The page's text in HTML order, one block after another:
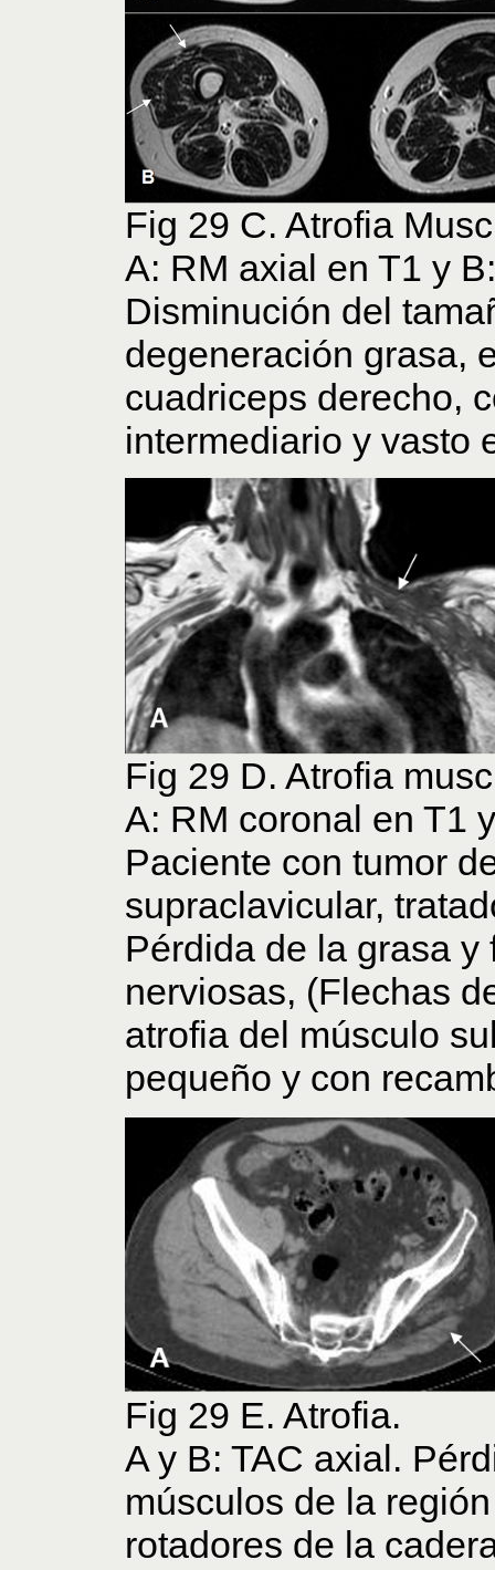
Fig 29 C. Atrofia
A: RM axial en T1 y
Disminución del
degeneración grasa,
cuadriceps derecho,
intermediario y vasto
Fig 29 D. Atrofia
A: RM coronal en T1
Paciente con tumor
supraclavicular,
Pérdida de la grasa
nerviosas, (Flechas
atrofia del músculo
pequeño y con
Fig 29 E. Atrofia.
A y B: TAC axial.
músculos de la
rotadores de la